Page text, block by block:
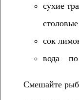
сухие
сок
вода –
Смешайте